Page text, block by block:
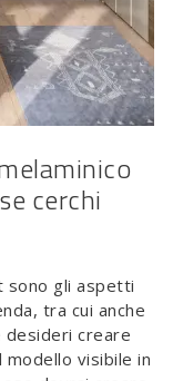
cerchi
sono gli aspetti
tra cui anche
desideri creare
visibile in